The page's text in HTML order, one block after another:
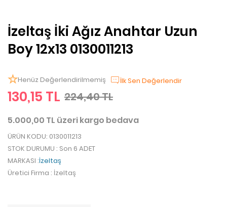
İzeltaş İki Ağız Anahtar Uzun
Boy 12x13 0130011213
Henüz Değerlendirilmemiş İlk Sen Değerlendir
130,15 TL 224,40 TL
5.000,00 TL üzeri kargo bedava
ÜRÜN KODU: 0130011213
STOK DURUMU : Son 6 ADET
MARKASI :İzeltaş
Üretici Firma : İzeltaş